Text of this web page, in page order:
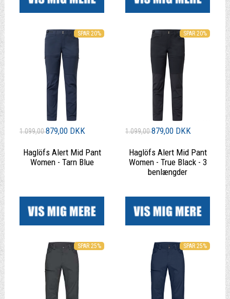
SPAR 20%
1.099,00879,00 DKK
Haglöfs Alert Mid Pant
Women - Tarn Blue
SPAR 20%
1.099,00879,00 DKK
Haglöfs Alert Mid Pant
Women - True Black - 3
benlængder
SPAR 25% SPAR 25%